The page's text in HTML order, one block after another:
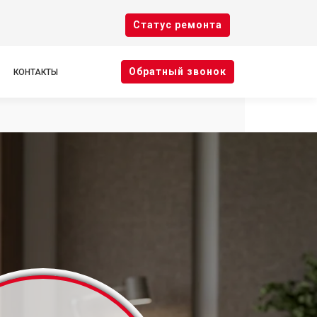
Cтатус ремонта
КОНТАКТЫ Oбратный звонок